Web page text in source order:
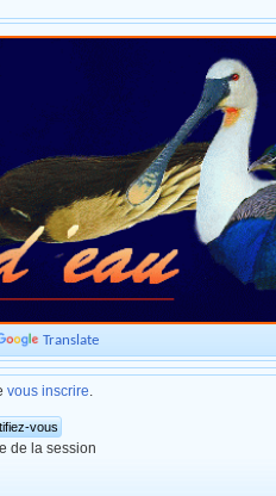
Translate
vous inscrire
de la session